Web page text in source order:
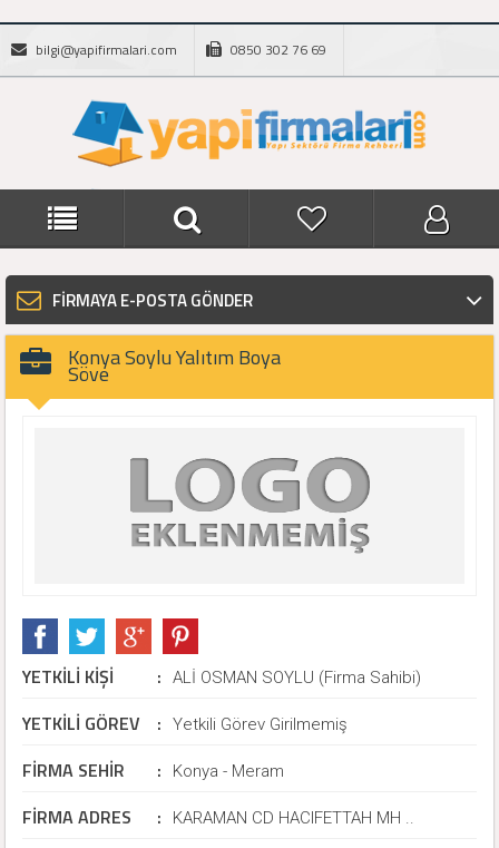
bilgi@yapifirmalari.com 0850 302 76 69
FİRMAYA E-POSTA GÖNDER
Konya Soylu Yalıtım Boya
Söve
YETKİLİ KİŞİ : ALİ OSMAN SOYLU (Firma Sahibi)
YETKİLİ GÖREV : Yetkili Görev Girilmemiş
FİRMA SEHİR : Konya - Meram
FİRMA ADRES : KARAMAN CD HACIFETTAH MH ..